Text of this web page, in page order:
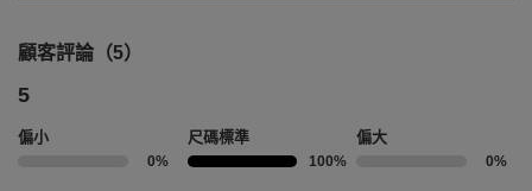
顧客評論（5）
5
偏小
0%
尺碼標準
100%
偏大
0%